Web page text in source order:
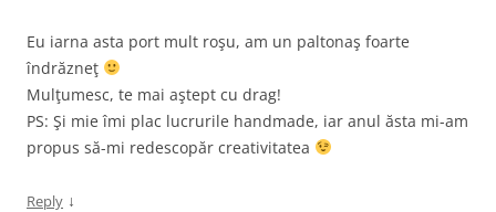
Eu iarna asta port mult roşu, am un paltonaş foarte
îndrăzneţ
Mulţumesc, te mai aştept cu drag!
PS: Şi mie îmi plac lucrurile handmade, iar anul ăsta mi-am
propus să-mi redescopăr creativitatea
Reply ↓